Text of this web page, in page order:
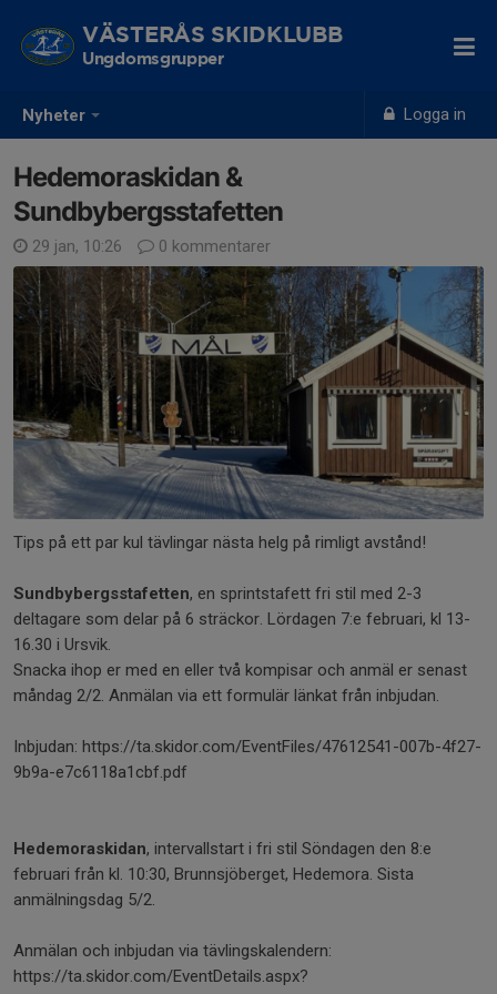
Nyheter Logga in
VÄSTERÅS SKIDKLUBB
Ungdomsgrupper
Hedemoraskidan &
Sundbybergsstafetten
29 jan, 10:26 0 kommentarer
Tips på ett par kul tävlingar nästa helg på rimligt avstånd!
Sundbybergsstafetten, en sprintstafett fri stil med 2-3
deltagare som delar på 6 sträckor. Lördagen 7:e februari, kl 13-
16.30 i Ursvik.
Snacka ihop er med en eller två kompisar och anmäl er senast
måndag 2/2. Anmälan via ett formulär länkat från inbjudan.
Inbjudan: https://ta.skidor.com/EventFiles/47612541-007b-4f27-
9b9a-e7c6118a1cbf.pdf
Hedemoraskidan, intervallstart i fri stil Söndagen den 8:e
februari från kl. 10:30, Brunnsjöberget, Hedemora. Sista
anmälningsdag 5/2.
Anmälan och inbjudan via tävlingskalendern:
https://ta.skidor.com/EventDetails.aspx?